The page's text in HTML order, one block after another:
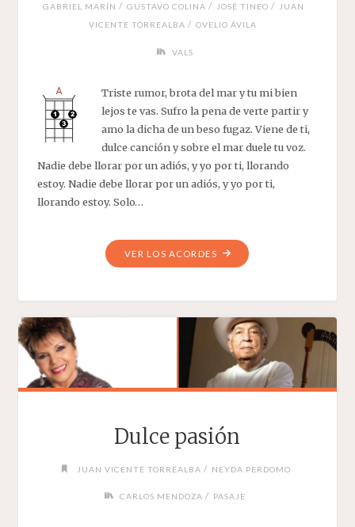
GABRIEL MARÍN / GUSTAVO COLINA / JOSÉ TINEO /
JUAN
VICENTE TORREALBA / OVELIO ÁVILA
VALS
Triste rumor, brota del mar y tu mi bien
lejos te vas. Sufro la pena de verte partir y
amo la dicha de un beso fugaz. Viene de ti,
dulce canción y sobre el mar duele tu voz.
Nadie debe llorar por un adiós, y yo por ti, llorando
estoy. Nadie debe llorar por un adiós, y yo por ti,
llorando estoy. Solo…
VER LOS ACORDES"POR
TINEO"
Dulce pasión
JUAN VICENTE TORREALBA / NEYDA PERDOMO
CARLOS MENDOZA / PASAJE